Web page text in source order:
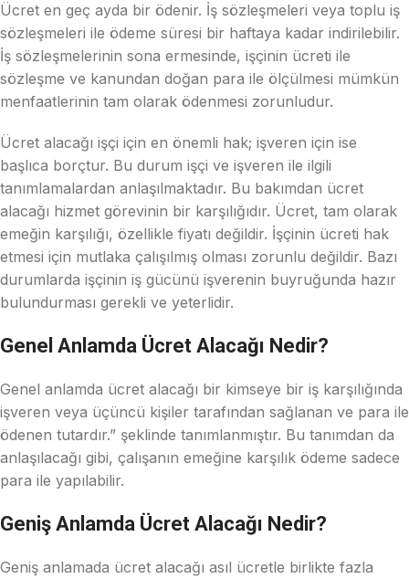
Ücret en geç ayda bir ödenir. İş sözleşmeleri veya toplu iş
sözleşmeleri ile ödeme süresi bir haftaya kadar indirilebilir.
İş sözleşmelerinin sona ermesinde, işçinin ücreti ile
sözleşme ve kanundan doğan para ile ölçülmesi mümkün
menfaatlerinin tam olarak ödenmesi zorunludur.
Ücret alacağı işçi için en önemli hak; işveren için ise
başlıca borçtur. Bu durum işçi ve işveren ile ilgili
tanımlamalardan anlaşılmaktadır. Bu bakımdan ücret
alacağı hizmet görevinin bir karşılığıdır. Ücret, tam olarak
emeğin karşılığı, özellikle fiyatı değildir. İşçinin ücreti hak
etmesi için mutlaka çalışılmış olması zorunlu değildir. Bazı
durumlarda işçinin iş gücünü işverenin buyruğunda hazır
bulundurması gerekli ve yeterlidir.
Genel Anlamda Ücret Alacağı Nedir?
Genel anlamda ücret alacağı bir kimseye bir iş karşılığında
işveren veya üçüncü kişiler tarafından sağlanan ve para ile
ödenen tutardır.” şeklinde tanımlanmıştır. Bu tanımdan da
anlaşılacağı gibi, çalışanın emeğine karşılık ödeme sadece
para ile yapılabilir.
Geniş Anlamda Ücret Alacağı Nedir?
Geniş anlamada ücret alacağı asıl ücretle birlikte fazla